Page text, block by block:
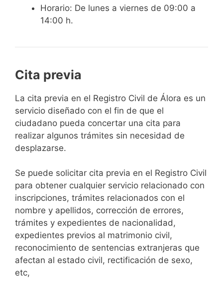
Horario: De lunes a viernes de 09:00 a
14:00 h.
Cita previa
​​​​​​​​​​​​​​​​​​​​​​​​​​​​La cita previa en el Registro Civil de Álora es un
servicio diseñado con el fin de que el
ciudadano pueda concertar una cita para
realizar algunos trámites sin necesidad de
desplazarse.​
Se puede solicitar cita previa en el Registro Civil
para obtener cualquier servicio relacionado con
inscripciones, trámites relacionados con el
nombre y apellidos, corrección de errores,
trámites y expedientes de nacionalidad,
expedientes previos al matrimonio civil,
reconocimiento de sentencias extranjeras que
afectan al estado civil, rectificación de sexo,
etc,